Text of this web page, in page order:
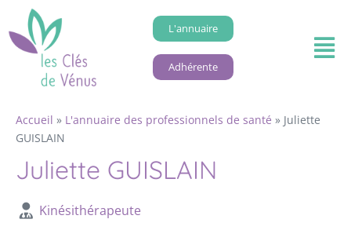
L'annuaire
Adhérente
Accueil » L'annuaire des professionnels de santé » Juliette
GUISLAIN
Juliette GUISLAIN
Kinésithérapeute